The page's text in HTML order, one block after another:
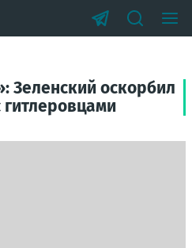
Зеленский оскорбил
гитлеровцами